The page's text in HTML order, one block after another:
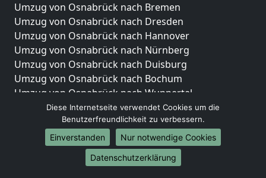
Umzug von Osnabrück nach Bremen
Umzug von Osnabrück nach Dresden
Umzug von Osnabrück nach Hannover
Umzug von Osnabrück nach Nürnberg
Umzug von Osnabrück nach Duisburg
Umzug von Osnabrück nach Bochum
Umzug von Osnabrück nach Wuppertal
Umzug von Osnabrück nach Bielefeld
Umzug von Osnabrück nach Bonn
Umzug von Osnabrück nach Münster
Internationale-Umzüge
Diese Internetseite verwendet Cookies um die
Benutzerfreundlichkeit zu verbessern.
Einverstanden
Nur notwendige Cookies
Datenschutzerklärung